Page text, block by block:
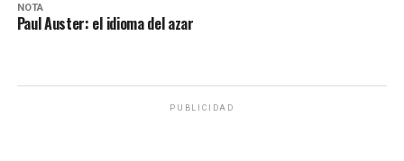
NOTA
Paul Auster: el idioma del azar
PUBLICIDAD